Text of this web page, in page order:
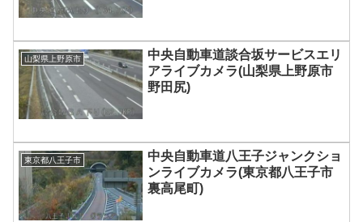
山梨県上野原市
中央自動車道談合坂サービスエリ
アライブカメラ(山梨県上野原市
野田尻)
東京都八王子市
中央自動車道八王子ジャンクショ
ンライブカメラ(東京都八王子市
裏高尾町)